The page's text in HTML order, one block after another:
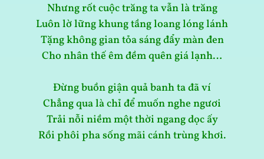
Nhưng rốt cuộc trăng ta vẫn là trăng
Luôn lờ lững khung tầng loang lóng lánh
Tặng không gian tỏa sáng đẩy màn đen
Cho nhân thế êm đềm quên giá lạnh…
Đừng buồn giận quả banh ta đã ví
Chẳng qua là chỉ để muốn nghe ngươi
Trải nỗi niềm một thời ngang dọc ấy
Rồi phôi pha sống mãi cánh trùng khơi.